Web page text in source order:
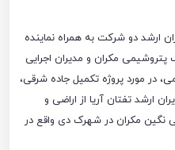
ارشد دو شرکت به همراه نماینده
مکران و مدیران اجرایی
در مورد پروژه تکمیل جاده شرقی،
ارشد تفتان آریا از اراضی و
مکران در شهرک دی واقع در